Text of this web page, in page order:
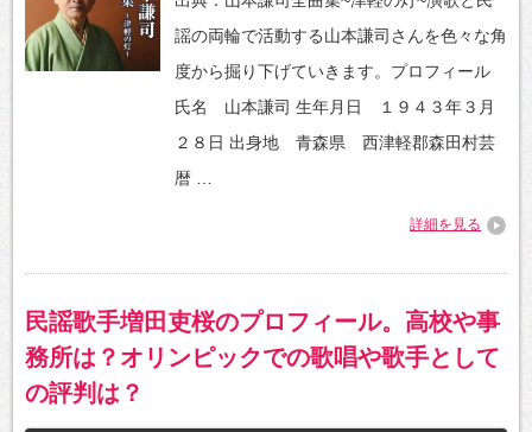
謡の両輪で活動する山本謙司さんを色々な角
度から掘り下げていきます。プロフィール
氏名 山本謙司 生年月日 １９４３年３月
２８日 出身地 青森県 西津軽郡森田村芸
暦 …
詳細を見る
民謡歌手増田吏桜のプロフィール。高校や事
務所は？オリンピックでの歌唱や歌手として
の評判は？